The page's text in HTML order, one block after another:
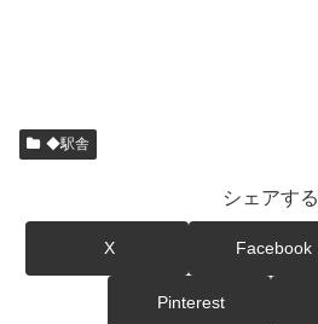
◆駅舎
シェアする
X Facebook
Pinterest